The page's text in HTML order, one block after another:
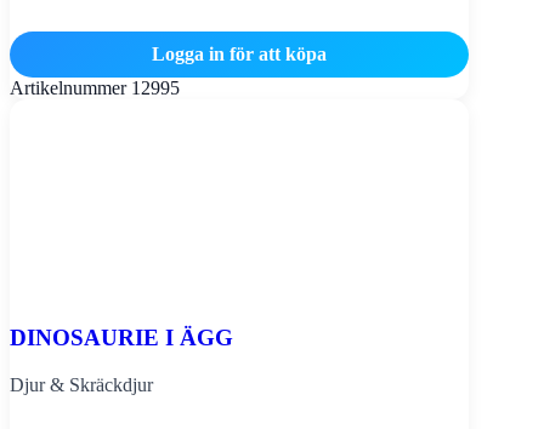
Logga in för att köpa
Artikelnummer 12995
DINOSAURIE I ÄGG
Djur & Skräckdjur